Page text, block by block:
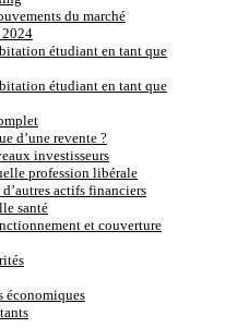
du marché
2024
étudiant en tant que
étudiant en tant que
d’une revente ?
investisseurs
profession libérale
actifs financiers
santé
et couverture
économiques